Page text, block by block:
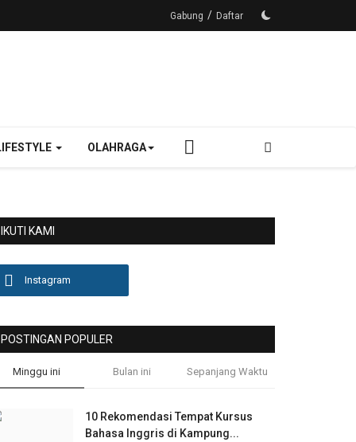
Gabung / Daftar
OLAHRAGA
IKUTI KAMI
Instagram
POSTINGAN POPULER
Minggu ini Bulan ini Sepanjang Waktu
10 Rekomendasi Tempat Kursus
Bahasa Inggris di Kampung...